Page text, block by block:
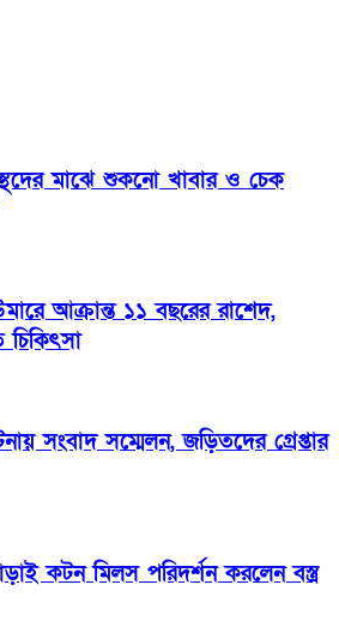
মাঝে শুকনো খাবার ও চেক
আক্রান্ত ১১ বছরের রাশেদ,
চিকিৎসা
সংবাদ সম্মেলন, জড়িতদের গ্রেপ্তার
কটন মিলস পরিদর্শন করলেন বস্ত্র